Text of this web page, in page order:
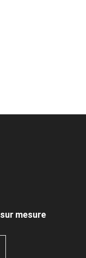
sur mesure